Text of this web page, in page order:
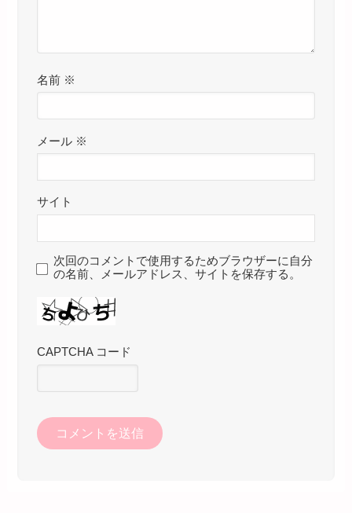
名前 ※
メール ※
サイト
次回のコメントで使用するためブラウザーに自分
の名前、メールアドレス、サイトを保存する。
CAPTCHA コード